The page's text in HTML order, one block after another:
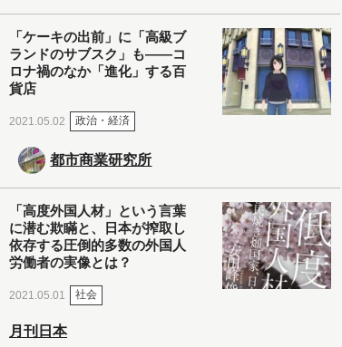
「ケーキの出前」に「高級ブ
ランドのサブスク」も――コ
ロナ禍のなか「進化」する百
貨店
2021.05.02 政治・経済
都市商業研究所
「高度外国人材」という言葉
に潜む欺瞞と、日本が搾取し
依存する圧倒的多数の外国人
労働者の実像とは？
2021.05.01 社会
月刊日本